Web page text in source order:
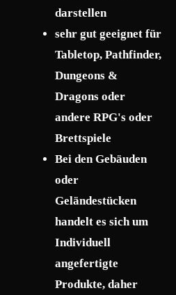
darstellen
sehr gut geeignet für
Tabletop, Pathfinder,
Dungeons &
Dragons oder
andere RPG's oder
Brettspiele
Bei den Gebäuden
oder
Geländestücken
handelt es sich um
Individuell
angefertigte
Produkte, daher